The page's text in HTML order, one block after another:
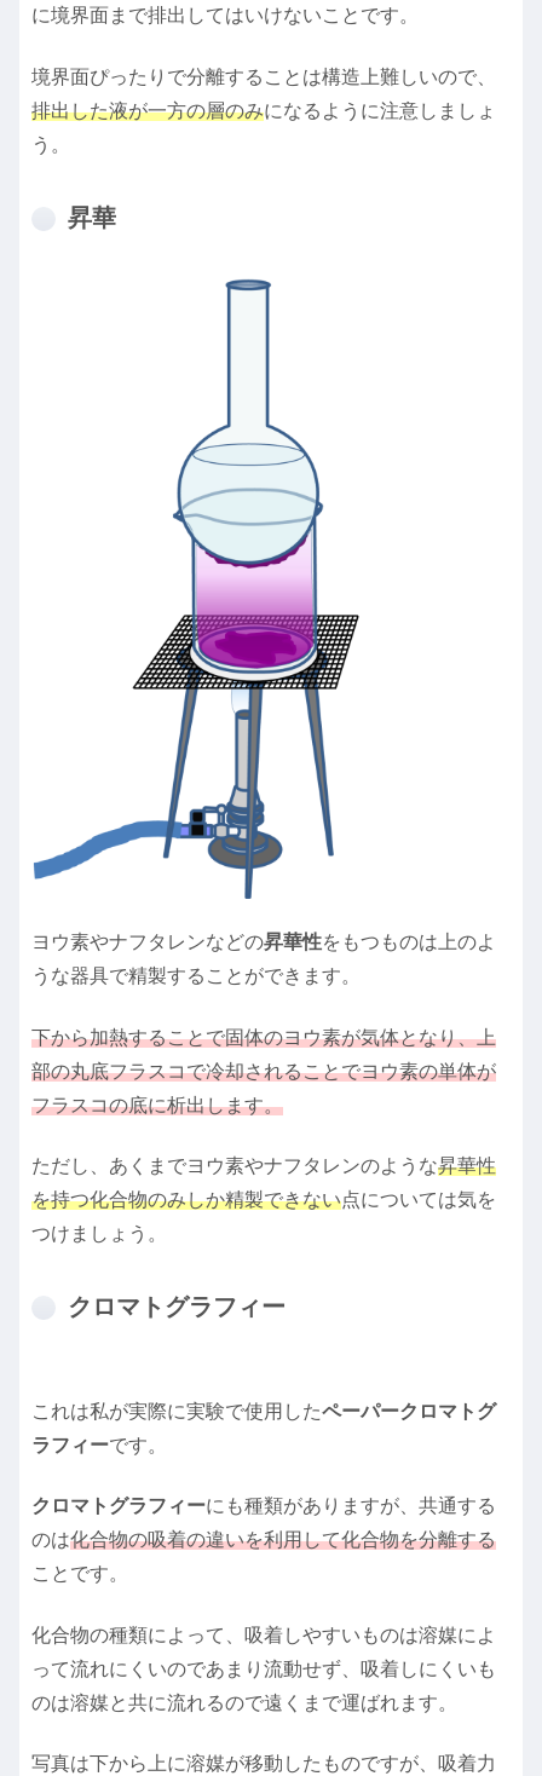
に境界面まで排出してはいけないことです。
境界面ぴったりで分離することは構造上難しいので、
排出した液が一方の層のみになるように注意しましょ
う。
昇華
ヨウ素やナフタレンなどの昇華性をもつものは上のよ
うな器具で精製することができます。
下から加熱することで固体のヨウ素が気体となり、上
部の丸底フラスコで冷却されることでヨウ素の単体が
フラスコの底に析出します。
ただし、あくまでヨウ素やナフタレンのような昇華性
を持つ化合物のみしか精製できない点については気を
つけましょう。
クロマトグラフィー
これは私が実際に実験で使用したペーパークロマトグ
ラフィーです。
クロマトグラフィーにも種類がありますが、共通する
のは化合物の吸着の違いを利用して化合物を分離する
ことです。
化合物の種類によって、吸着しやすいものは溶媒によ
って流れにくいのであまり流動せず、吸着しにくいも
のは溶媒と共に流れるので遠くまで運ばれます。
写真は下から上に溶媒が移動したものですが、吸着力